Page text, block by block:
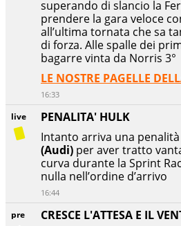
pre
CRESCE L'ATTESA E IL
live
PENALITA' HULK
Intanto arriva una penalità
(Audi) per aver tratto
curva durante la Sprint
nulla nell’ordine d’arrivo
16:44
superando di slancio la
prendere la gara veloce
all’ultima tornata che sa
di forza. Alle spalle dei
bagarre vinta da Norris 3°
LE NOSTRE PAGELLE
16:33